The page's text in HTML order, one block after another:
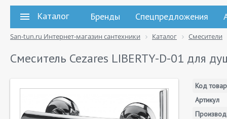
Каталог Бренды Спецпредложения
San-tun.ru Интернет-магазин сантехники Каталог Смесители
Смеситель Cezares LIBERTY-D-01 для
Код
Артикул